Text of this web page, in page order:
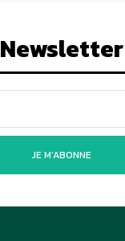
Newsletter
JE M'ABONNE